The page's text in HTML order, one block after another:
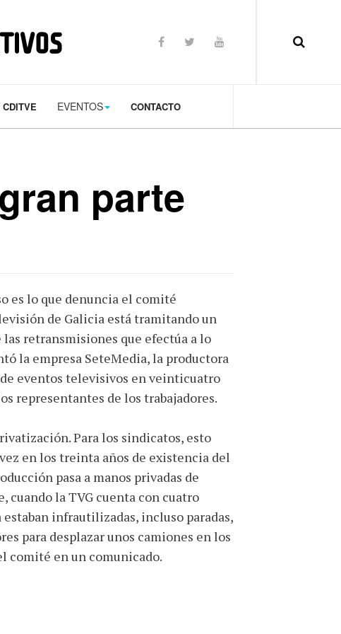
EVENTOS CONTACTO
parte
es lo que denuncia el comité
de Galicia está tramitando un
retransmisiones que efectúa a lo
la empresa SeteMedia, la productora
eventos televisivos en veinticuatro
representantes de los trabajadores.
Para los sindicatos, esto
en los treinta años de existencia del
pasa a manos privadas de
cuando la TVG cuenta con cuatro
infrautilizadas, incluso paradas,
para desplazar unos camiones en los
comité en un comunicado.